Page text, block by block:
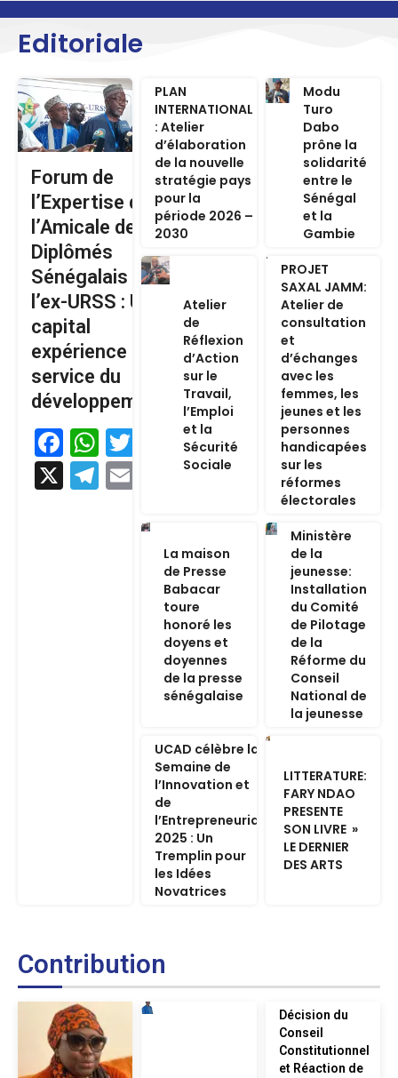
Editoriale
Forum de
l’Expertise de
l’Amicale des
Diplômés
Sénégalais de
l’ex-URSS : Un
capital
expérience au
service du
développement
Facebook
WhatsApp
Twitter
X
Telegram
Email
PLAN
INTERNATIONAL
: Atelier
d’élaboration
de la nouvelle
stratégie pays
pour la
période 2026 –
2030
Modu
Turo
Dabo
prône la
solidarité
entre le
Sénégal
et la
Gambie
Atelier
de
Réflexion
d’Action
sur le
Travail,
l’Emploi
et la
Sécurité
Sociale
PROJET
SAXAL JAMM:
Atelier de
consultation
et
d’échanges
avec les
femmes, les
jeunes et les
personnes
handicapées
sur les
réformes
électorales
La maison
de Presse
Babacar
toure
honoré les
doyens et
doyennes
de la presse
sénégalaise
Ministère
de la
jeunesse:
Installation
du Comité
de Pilotage
de la
Réforme du
Conseil
National de
la jeunesse
UCAD célèbre la
Semaine de
l’Innovation et
de
l’Entrepreneuriat
2025 : Un
Tremplin pour
les Idées
Novatrices
LITTERATURE:
FARY NDAO
PRESENTE
SON LIVRE »
LE DERNIER
DES ARTS
Contribution
Décision du
Conseil
Constitutionnel
et Réaction de